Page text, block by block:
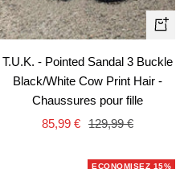
Apercu
T.U.K. - Pointed Sandal 3 Buckle
Black/White Cow Print Hair -
Chaussures pour fille
Prix
85,99 € Prix
129,99 €
ECONOMISEZ 15%